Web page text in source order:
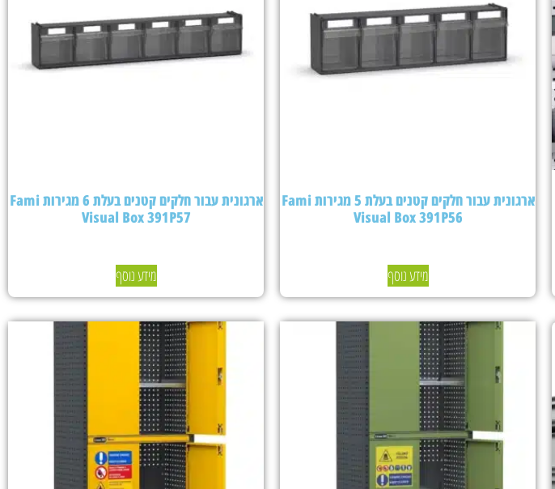
ארגונית עבור חלקים קטנים בעלת 5 מגירות Fami
Visual Box 391P56
מידע נוסף
ארגונית עבור חלקים קטנים בעלת 6 מגירות Fami
Visual Box 391P57
מידע נוסף